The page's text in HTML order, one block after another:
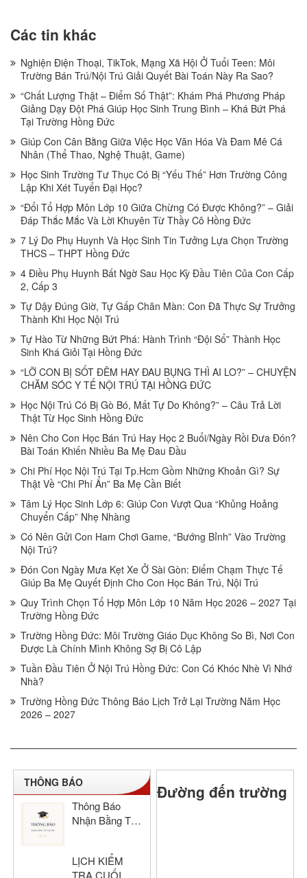
Các tin khác
Nghiện Điện Thoại, TikTok, Mạng Xã Hội Ở Tuổi Teen: Môi
Trường Bán Trú/Nội Trú Giải Quyết Bài Toán Này Ra Sao?
“Chất Lượng Thật – Điểm Số Thật”: Khám Phá Phương Pháp
Giảng Dạy Đột Phá Giúp Học Sinh Trung Bình – Khá Bứt Phá
Tại Trường Hồng Đức
Giúp Con Cân Bằng Giữa Việc Học Văn Hóa Và Đam Mê Cá
Nhân (Thể Thao, Nghệ Thuật, Game)
Học Sinh Trường Tư Thục Có Bị “Yếu Thế” Hơn Trường Công
Lập Khi Xét Tuyển Đại Học?
“Đổi Tổ Hợp Môn Lớp 10 Giữa Chừng Có Được Không?” – Giải
Đáp Thắc Mắc Và Lời Khuyên Từ Thầy Cô Hồng Đức
7 Lý Do Phụ Huynh Và Học Sinh Tin Tưởng Lựa Chọn Trường
THCS – THPT Hồng Đức
4 Điều Phụ Huynh Bất Ngờ Sau Học Kỳ Đầu Tiên Của Con Cấp
2, Cấp 3
Tự Dậy Đúng Giờ, Tự Gấp Chăn Màn: Con Đã Thực Sự Trưởng
Thành Khi Học Nội Trú
Tự Hào Từ Những Bứt Phá: Hành Trình “Đội Sổ” Thành Học
Sinh Khá Giỏi Tại Hồng Đức
“LỠ CON BỊ SỐT ĐÊM HAY ĐAU BỤNG THÌ AI LO?” – CHUYỆN
CHĂM SÓC Y TẾ NỘI TRÚ TẠI HỒNG ĐỨC
Học Nội Trú Có Bị Gò Bó, Mất Tự Do Không?” – Câu Trả Lời
Thật Từ Học Sinh Hồng Đức
Nên Cho Con Học Bán Trú Hay Học 2 Buổi/Ngày Rồi Đưa Đón?
Bài Toán Khiến Nhiều Ba Mẹ Đau Đầu
Chi Phí Học Nội Trú Tại Tp.Hcm Gồm Những Khoản Gì? Sự
Thật Về “Chi Phí Ẩn” Ba Mẹ Cần Biết
Tâm Lý Học Sinh Lớp 6: Giúp Con Vượt Qua “Khủng Hoảng
Chuyển Cấp” Nhẹ Nhàng
Có Nên Gửi Con Ham Chơi Game, “Bướng Bỉnh” Vào Trường
Nội Trú?
Đón Con Ngày Mưa Kẹt Xe Ở Sài Gòn: Điểm Chạm Thực Tế
Giúp Ba Mẹ Quyết Định Cho Con Học Bán Trú, Nội Trú
Quy Trình Chọn Tổ Hợp Môn Lớp 10 Năm Học 2026 – 2027 Tại
Trường Hồng Đức
Trường Hồng Đức: Môi Trường Giáo Dục Không So Bì, Nơi Con
Được Là Chính Mình Không Sợ Bị Cô Lập
Tuần Đầu Tiên Ở Nội Trú Hồng Đức: Con Có Khóc Nhè Vì Nhớ
Nhà?
Trường Hồng Đức Thông Báo Lịch Trở Lại Trường Năm Học
2026 – 2027
THÔNG BÁO
Thông Báo
Nhận Bằng Tốt
Đức Năm Học
LỊCH KIỂM
TRA CUỐI
Đường đến trường